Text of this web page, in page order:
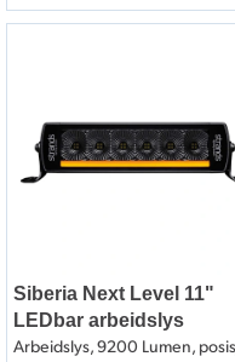
Siberia Next Level 11"
LEDbar arbeidslys